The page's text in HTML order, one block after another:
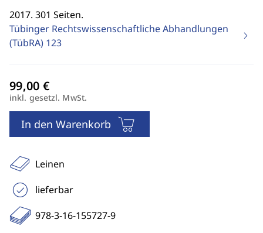
2017. 301 Seiten.
Tübinger Rechtswissenschaftliche Abhandlungen
(TübRA) 123
inkl. gesetzl. MwSt.
In den Warenkorb
Leinen
lieferbar
978-3-16-155727-9